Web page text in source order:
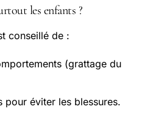
les enfants ?
conseillé de :
(grattage du
pour éviter les blessures.